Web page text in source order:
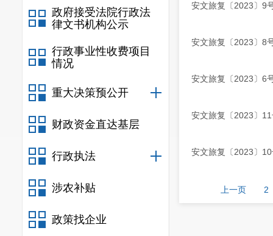
政府接受法院行政法
律文书机构公示
行政事业性收费项目
情况
重大决策预公开
财政资金直达基层
行政执法
涉农补贴
政策找企业
安文旅复〔2023〕9
安文旅复〔2023〕8
安文旅复〔2023〕6
安文旅复〔2023〕
安文旅复〔2023〕
上一页 2